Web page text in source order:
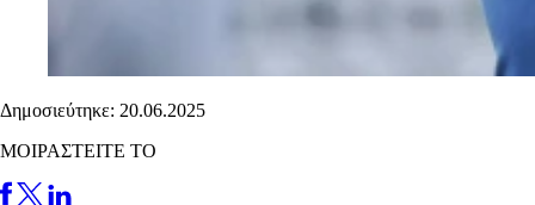
Δημοσιεύτηκε: 20.06.2025
ΜΟΙΡΑΣΤΕΙΤΕ ΤΟ